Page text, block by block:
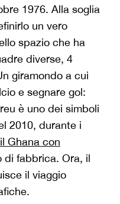
1976. Alla soglia
un vero
spazio che ha
diverse, 4
giramondo a cui
e segnare gol:
è uno dei simboli
2010, durante i
Ghana con
di fabbrica. Ora, il
il viaggio